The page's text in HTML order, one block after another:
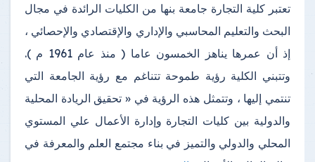
تعتبر كلية التجارة جامعة بنها من الكليات الرائدة في مجال
البحث والتعليم المحاسبي والإداري والإقتصادي والإحصائي ،
إذ أن عمرها يناهز الخمسون عاما ( منذ عام 1961 م ).
وتتبني الكلية رؤية طموحة تتناغم مع رؤية الجامعة التي
تنتمي إليها ، وتتمثل هذه الرؤية في « تحقيق الريادة المحلية
والدولية بين كليات التجارة وإدارة الأعمال علي المستوي
المحلي والدولي والتميز في بناء مجتمع العلم والمعرفة في